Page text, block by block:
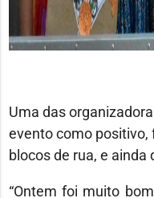
Uma das
evento como
blocos de rua, e
“Ontem foi muito